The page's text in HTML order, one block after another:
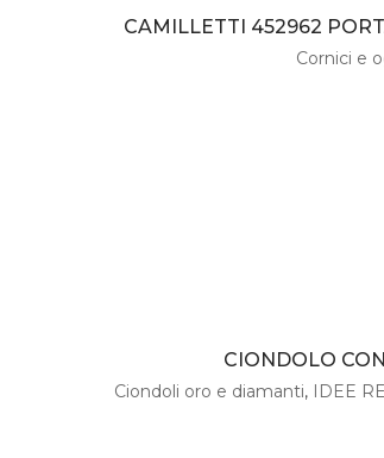
CAMILLETTI 452962
Cornici e
CIONDOLO
Ciondoli oro e diamanti, IDEE